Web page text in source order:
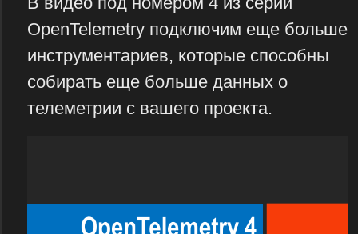
OpenTelemetry подключим еще больше
инструментариев, которые способны
собирать еще больше данных о
телеметрии с вашего проекта.